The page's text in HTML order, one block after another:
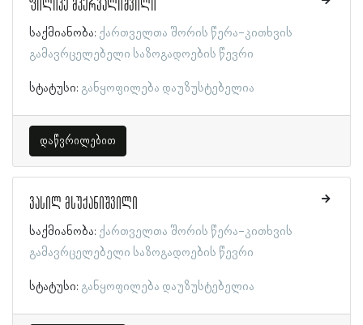
ფილიპე მკერვალიშვილი
საქმიანობა: ქართველთა შორის წერა-კითხვის
გამავრცელებელი საზოგადოების წევრი
სტატუსი: განყოფილება დაუზუსტებელია
დაწვრილებით
ვასილ მსუქანიშვილი
საქმიანობა: ქართველთა შორის წერა-კითხვის
გამავრცელებელი საზოგადოების წევრი
სტატუსი: განყოფილება დაუზუსტებელია